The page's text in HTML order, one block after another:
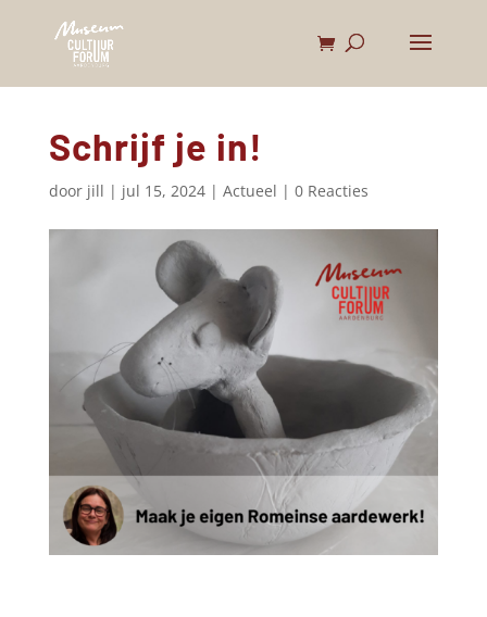
Schrijf je in!
door jill | jul 15, 2024| Actueel | 0 Reacties